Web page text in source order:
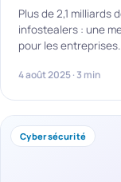
Plus de 2,1 milliards
infostealers : une
pour les entreprises.
4 août 2025 · 3 min
Cybersécurité